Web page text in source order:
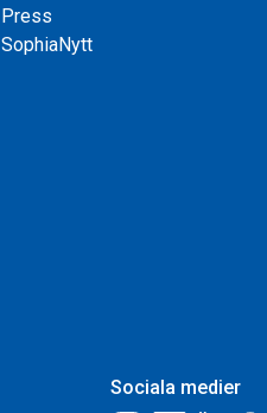
Press
SophiaNytt
Sociala medier